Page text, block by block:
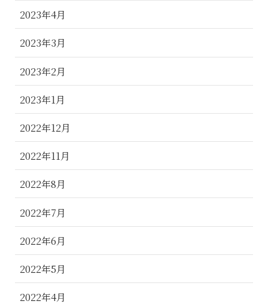
2023年4月
2023年3月
2023年2月
2023年1月
2022年12月
2022年11月
2022年8月
2022年7月
2022年6月
2022年5月
2022年4月